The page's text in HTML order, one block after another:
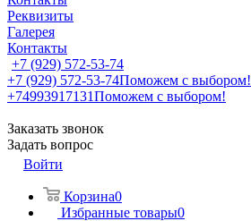
Реквизиты
Галерея
Контакты
+7 (929) 572-53-74
+7 (929) 572-53-74Поможем с выбором!
+74993917131Поможем с выбором!
Заказать звонок
Задать вопрос
Войти
Корзина0
Избранные товары0